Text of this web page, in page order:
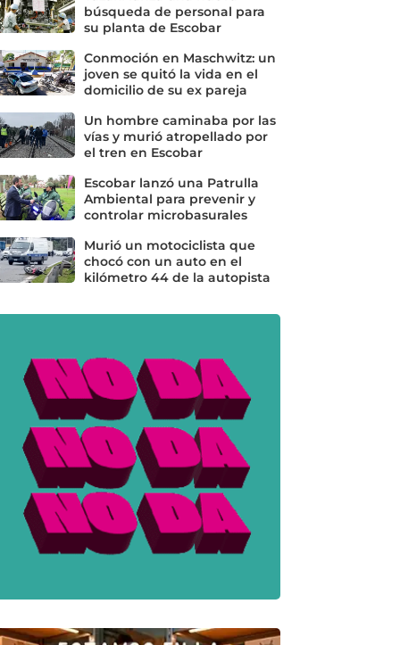
búsqueda de personal para
su planta de Escobar
Conmoción en Maschwitz: un
joven se quitó la vida en el
domicilio de su ex pareja
Un hombre caminaba por las
vías y murió atropellado por
el tren en Escobar
Escobar lanzó una Patrulla
Ambiental para prevenir y
controlar microbasurales
Murió un motociclista que
chocó con un auto en el
kilómetro 44 de la autopista